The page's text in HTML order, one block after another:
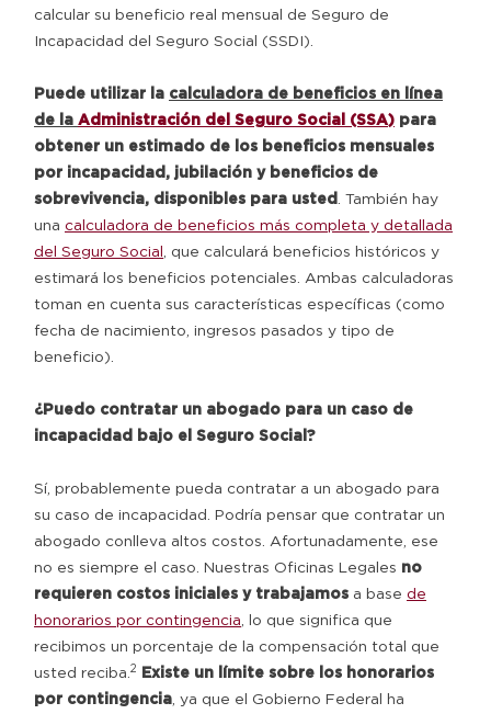
calcular su beneficio real mensual de Seguro de
Incapacidad del Seguro Social (SSDI).
Puede utilizar la calculadora de beneficios en línea
de la Administración del Seguro Social (SSA) para
obtener un estimado de los beneficios mensuales
por incapacidad, jubilación y beneficios de
sobrevivencia, disponibles para usted . También hay
una calculadora de beneficios más completa y detallada
del Seguro Social, que calculará beneficios históricos y
estimará los beneficios potenciales. Ambas calculadoras
toman en cuenta sus características específicas (como
fecha de nacimiento, ingresos pasados y tipo de
beneficio).
¿Puedo contratar un abogado para un caso de
incapacidad bajo el Seguro Social?
Sí, probablemente pueda contratar a un abogado para
su caso de incapacidad. Podría pensar que contratar un
abogado conlleva altos costos. Afortunadamente, ese
no es siempre el caso. Nuestras Oficinas Legales no
requieren costos iniciales y trabajamos a base de
honorarios por contingencia, lo que significa que
recibimos un porcentaje de la compensación total que
usted reciba.2 Existe un límite sobre los honorarios
por contingencia, ya que el Gobierno Federal ha